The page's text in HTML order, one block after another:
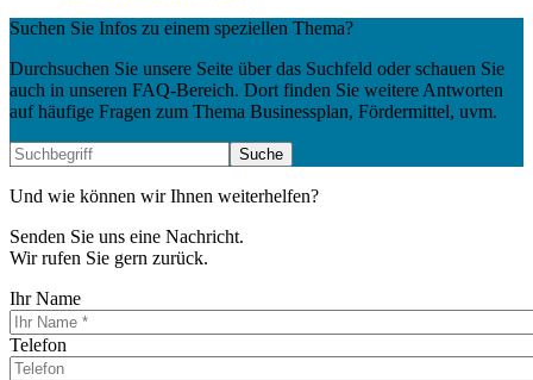
Suchen Sie Infos zu einem speziellen Thema?
Durchsuchen Sie unsere Seite über das Suchfeld oder schauen Sie
auch in unseren FAQ-Bereich. Dort finden Sie weitere Antworten
auf häufige Fragen zum Thema Businessplan, Fördermittel, uvm.
Und wie können wir Ihnen weiterhelfen?
Senden Sie uns eine Nachricht.
Wir rufen Sie gern zurück.
Ihr Name
Telefon